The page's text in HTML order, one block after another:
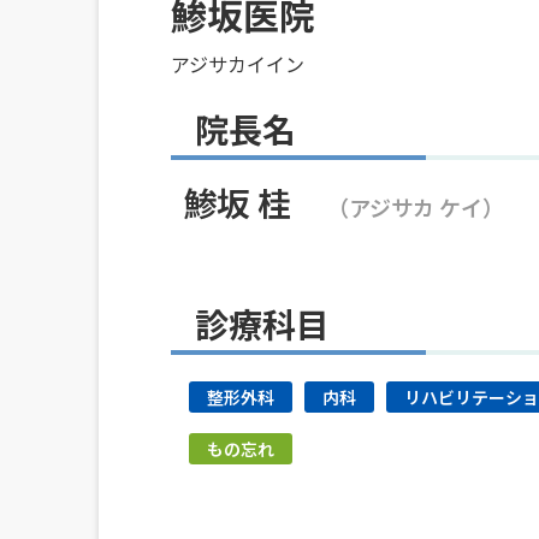
鯵坂医院
アジサカイイン
院長名
鯵坂 桂
（アジサカ ケイ）
診療科目
整形外科 内科 リハビリテーシ
もの忘れ